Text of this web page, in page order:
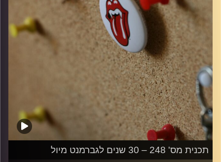
תכנית מס' 248 – 30 שנים לגברמנט מיול